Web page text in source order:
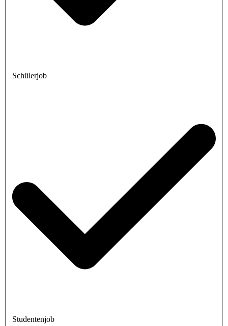
Schülerjob
Studentenjob